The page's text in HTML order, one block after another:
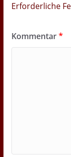
Erforderliche
Kommentar*